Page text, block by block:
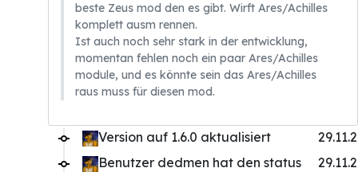
beste Zeus mod den es gibt. Wirft Ares/Achilles
komplett ausm rennen.
Ist auch noch sehr stark in der entwicklung,
momentan fehlen noch ein paar Ares/Achilles
module, und es könnte sein das Ares/Achilles
raus muss für diesen mod.
Version auf 1.6.0 aktualisiert
Benutzer dedmen hat den status